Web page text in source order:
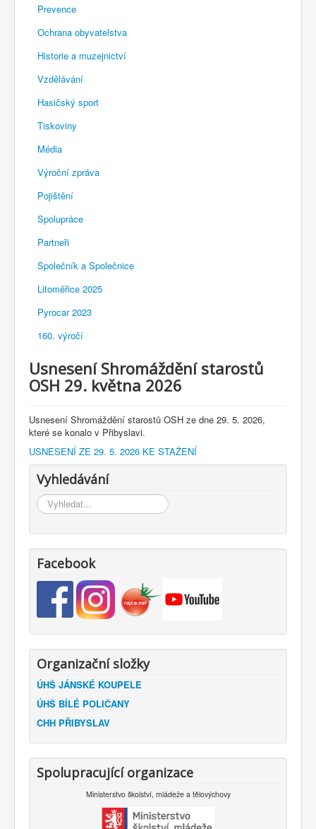
Prevence
Ochrana obyvatelstva
Historie a muzejnictví
Vzdělávání
Hasičský sport
Tiskoviny
Média
Výroční zpráva
Pojištění
Spolupráce
Partneři
Společník a Společnice
Litoměřice 2025
Pyrocar 2023
160. výročí
Usnesení Shromáždění starostů
OSH 29. května 2026
Usnesení Shromáždění starostů OSH ze dne 29. 5. 2026,
které se konalo v Přibyslavi.
USNESENÍ ZE 29. 5. 2026 KE STAŽENÍ
Vyhledávání
Vyhledávání...
Facebook
Organizační složky
ÚHŠ JÁNSKÉ KOUPELE
ÚHŠ BÍLÉ POLIČANY
CHH PŘIBYSLAV
Spolupracující organizace
Ministerstvo školství, mládeže a tělovýchovy